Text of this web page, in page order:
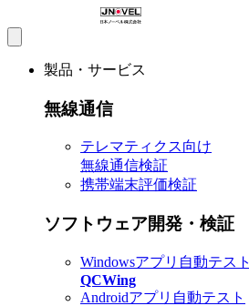
製品・サービス
無線通信
テレマティクス向け
無線通信検証
携帯端末評価検証
ソフトウェア開発・検証
Windowsアプリ自動テスト
QCWing
Androidアプリ自動テスト